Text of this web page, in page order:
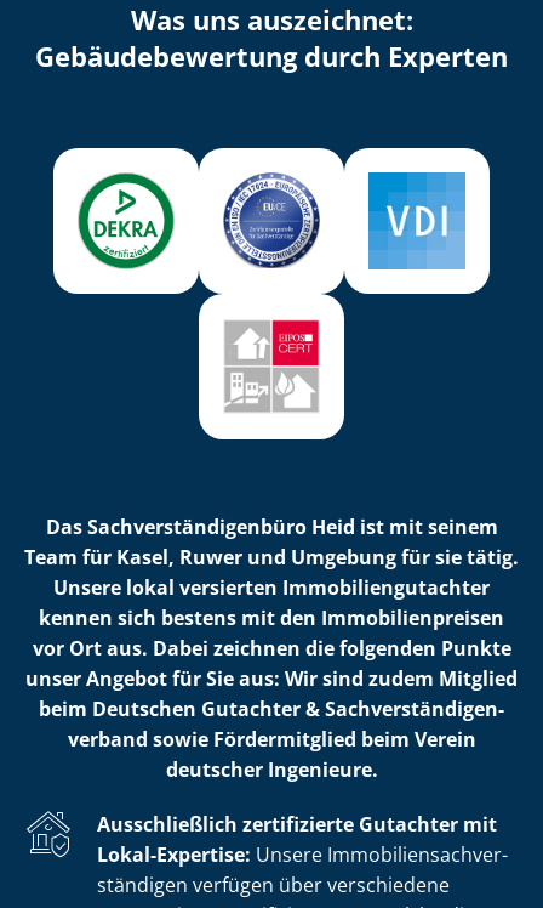
Was uns auszeichnet:
Ge­bäu­de­be­wer­tung durch Experten
Das Sach­ver­stän­di­gen­bü­ro Heid ist mit seinem
Team für Kasel, Ruwer und Umgebung für sie tätig.
Unsere lokal versierten Im­mo­bi­li­en­gut­ach­ter
kennen sich bestens mit den Im­mo­bi­li­en­prei­sen
vor Ort aus. Dabei zeichnen die folgenden Punkte
unser Angebot für Sie aus: Wir sind zudem Mitglied
beim Deutschen Gutachter & Sach­ver­stän­di­gen­
ver­band sowie Fördermitglied beim Verein
deutscher Ingenieure.
Ausschließlich zertifizierte Gutachter mit
Lokal-Expertise: Unsere Im­mo­bi­li­en­sach­ver­
stän­di­gen verfügen über verschiedene